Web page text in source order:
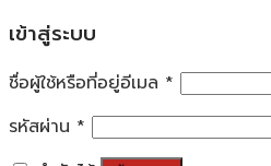
เข้าสู่ระบบ
ชื่อผู้ใช้หรือที่อยู่อีเมล *
รหัสผ่าน *